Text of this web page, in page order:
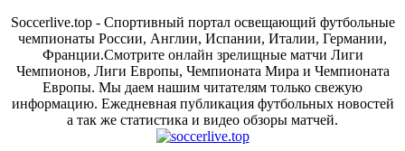
Soccerlive.top - Спортивный портал освещающий футбольные
чемпионаты России, Англии, Испании, Италии, Германии,
Франции.Смотрите онлайн зрелищные матчи Лиги
Чемпионов, Лиги Европы, Чемпионата Мира и Чемпионата
Европы. Мы даем нашим читателям только свежую
информацию. Ежедневная публикация футбольных новостей
а так же статистика и видео обзоры матчей.